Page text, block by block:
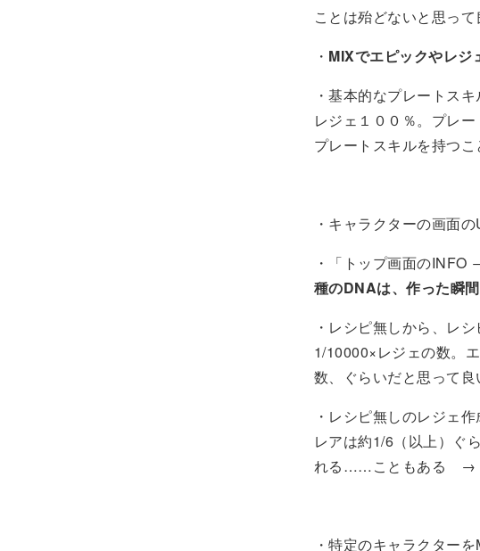
ことは殆どないと思っ
・ MIXでエピックやレジ
・基本的なプレートス
レジェ１００％。プレ
プレートスキルを持つこ
・キャラクターの画面
・「トップ画面のINFO
種のDNAは、作った瞬
・レシピ無しから、レ
1/10000×レジェの数。
数、ぐらいだと思って良
・レシピ無しのレジェ
レアは約1/6（以上）ぐ
れる……こともある →
・特定のキャラクター